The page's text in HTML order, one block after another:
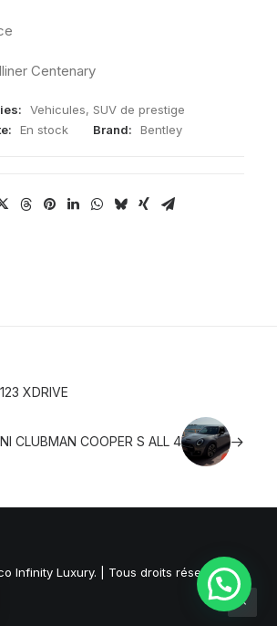
Centenary
Vehicules, SUV de prestige
En stock Brand: Bentley
XDRIVE
CLUBMAN COOPER S ALL 4
Infinity Luxury. | Tous droits réservés.